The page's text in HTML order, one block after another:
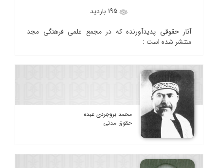
آثار حقوقی پدیدآورنده که در مجمع علمی فرهنگی مجد
منتشر شده است :
محمد بروجردی عبده
حقوق مدنی